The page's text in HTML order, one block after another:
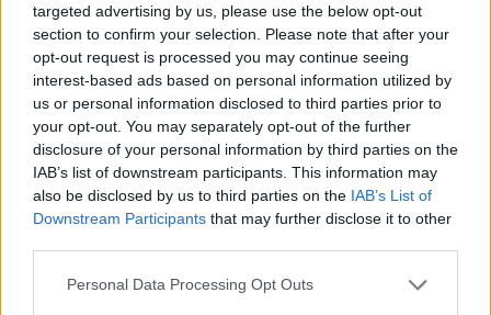
targeted advertising by us, please use the below opt-out
section to confirm your selection. Please note that after your
opt-out request is processed you may continue seeing
interest-based ads based on personal information utilized by
us or personal information disclosed to third parties prior to
your opt-out. You may separately opt-out of the further
disclosure of your personal information by third parties on the
IAB’s list of downstream participants. This information may
also be disclosed by us to third parties on the IAB’s List of
Downstream Participants that may further disclose it to other
Personal Data Processing Opt Outs
Horváth Gyula, a Balatoni Hajózási Zrt. vezérigazgatója
elmondta: a Szántód és Tihany között egész évben
közlekedő kompon június 20-ig 192 897 utast és 75 546
járművet szállítottak, ami egyformán 9 százalékos
forgalomnövekedés az előző év azonos időszakához
képest. A tavasszal fokozatosan beindult személyhajókon
eddig 87 539 utas utazott, ami 5 százalékos növekedés...
KEDVES OLVASÓNK!
A keresett cikk a portfolio.hu hírarchívumához